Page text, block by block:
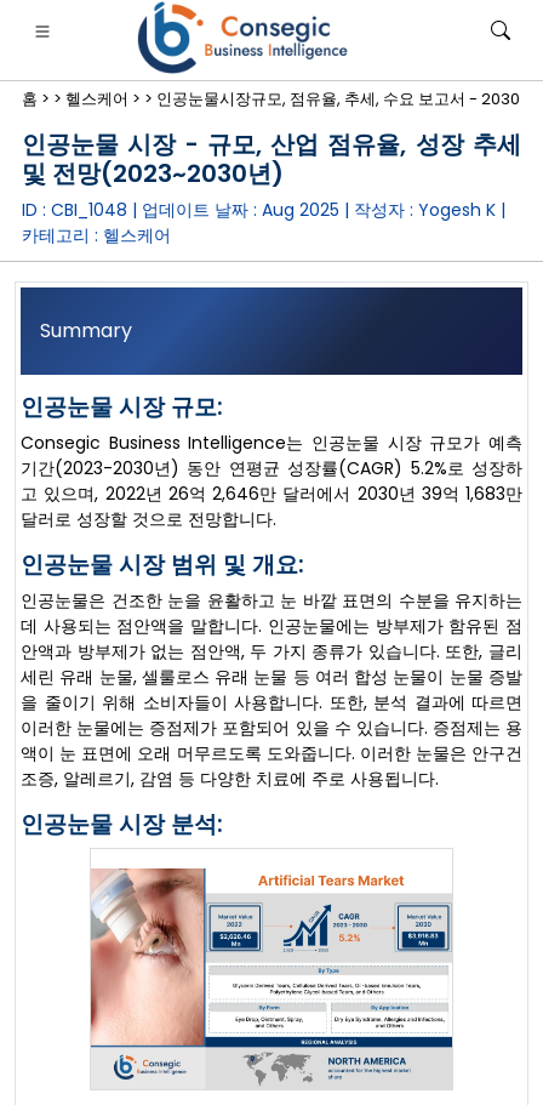
·금융·보험• 소비재
홈 > > 헬스케어 > > 인공눈물시장규모, 점유율, 추세, 수요 보고서 - 2030
인공눈물 시장 - 규모, 산업 점유율, 성장 추세
및 전망(2023~2030년)
ID : CBI_1048 | 업데이트 날짜 : Aug 2025 | 작성자 : Yogesh K|
카테고리 : 헬스케어
Summary
인공눈물 시장 규모:
Consegic Business Intelligence는 인공눈물 시장 규모가 예측
기간(2023-2030년) 동안 연평균 성장률(CAGR) 5.2%로 성장하
고 있으며, 2022년 26억 2,646만 달러에서 2030년 39억 1,683만
달러로 성장할 것으로 전망합니다.
인공눈물 시장 범위 및 개요:
인공눈물은 건조한 눈을 윤활하고 눈 바깥 표면의 수분을 유지하는
데 사용되는 점안액을 말합니다. 인공눈물에는 방부제가 함유된 점
안액과 방부제가 없는 점안액, 두 가지 종류가 있습니다. 또한, 글리
세린 유래 눈물, 셀룰로스 유래 눈물 등 여러 합성 눈물이 눈물 증발
을 줄이기 위해 소비자들이 사용합니다. 또한, 분석 결과에 따르면
이러한 눈물에는 증점제가 포함되어 있을 수 있습니다. 증점제는 용
액이 눈 표면에 오래 머무르도록 도와줍니다. 이러한 눈물은 안구건
조증, 알레르기, 감염 등 다양한 치료에 주로 사용됩니다.
인공눈물 시장 분석: